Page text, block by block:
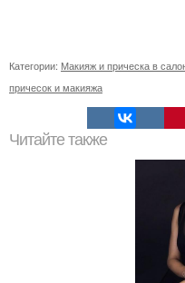
Категории: Макияж и прическа в
причесок и макияжа
Читайте также